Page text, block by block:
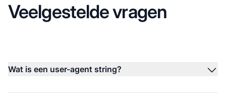
Veelgestelde vragen
Wat is een user-agent string?